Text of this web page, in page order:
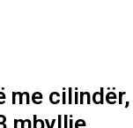
me cilindër,